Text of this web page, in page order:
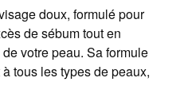
doux, formulé pour
de sébum tout en
votre peau. Sa formule
tous les types de peaux,